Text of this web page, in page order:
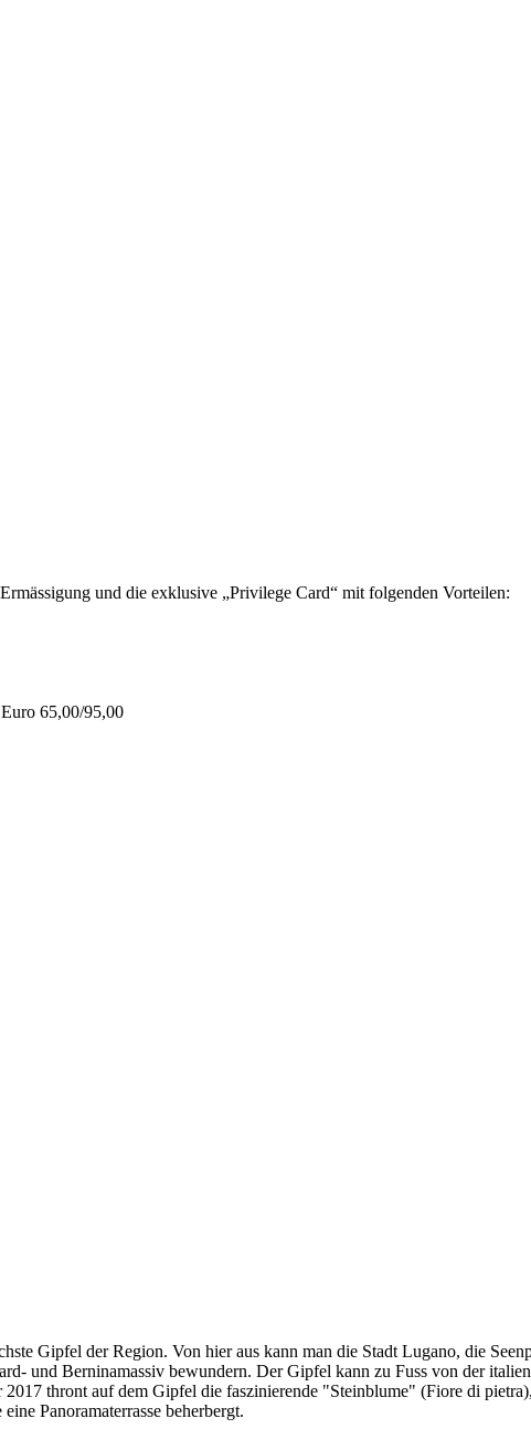
und die exklusive „Privilege Card“ mit folgenden Vorteilen:
65,00/95,00
Gipfel der Region. Von hier aus kann man die Stadt Lugano, die
und Berninamassiv bewundern. Der Gipfel kann zu Fuss von der
thront auf dem Gipfel die faszinierende "Steinblume" (Fiore di
Panoramaterrasse beherbergt.